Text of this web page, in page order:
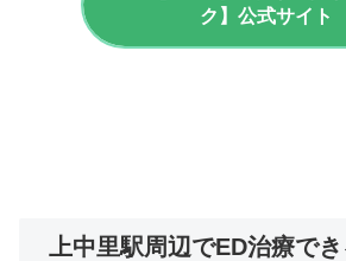
ク】公式サイト
上中里駅周辺でED治療で